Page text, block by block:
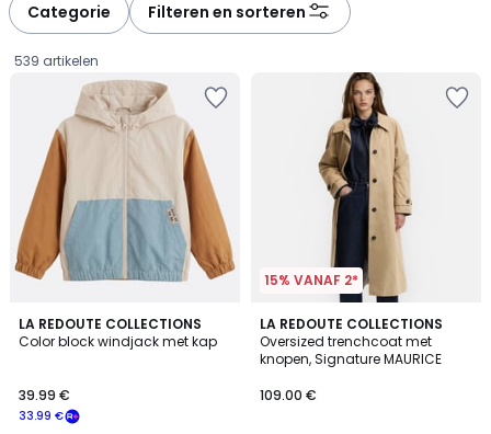
Categorie Filteren en sorteren
539 artikelen
LA REDOUTE COLLECTIONS
Color block windjack met kap
€
Schrijf
33.99 €
39.99 €
5
/
15% VANAF 2*
LA REDOUTE COLLECTIONS
Oversized trenchcoat met
knopen, Signature MAURICE
109.00 €
4.1
/ 5
3
Kleuren